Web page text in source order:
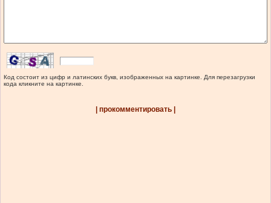
Код состоит из цифр и латинских букв, изображенных на картинке. Для перезагрузки
кода кликните на картинке.
| прокомментировать |